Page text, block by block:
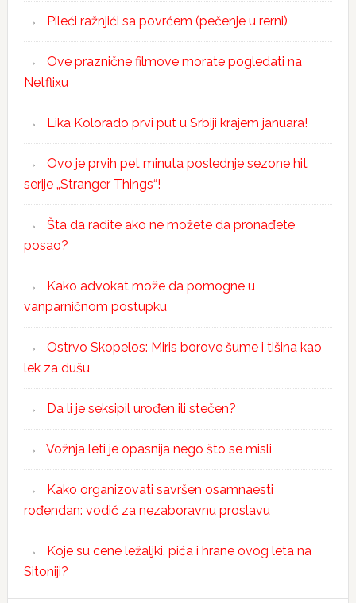
Pileći ražnjići sa povrćem (pečenje u rerni)
Ove praznične filmove morate pogledati na
Netflixu
Lika Kolorado prvi put u Srbiji krajem januara!
Ovo je prvih pet minuta poslednje sezone hit
serije „Stranger Things“!
Šta da radite ako ne možete da pronađete
posao?
Kako advokat može da pomogne u
vanparničnom postupku
Ostrvo Skopelos: Miris borove šume i tišina kao
lek za dušu
Da li je seksipil urođen ili stečen?
Vožnja leti je opasnija nego što se misli
Kako organizovati savršen osamnaesti
rođendan: vodič za nezaboravnu proslavu
Koje su cene ležaljki, pića i hrane ovog leta na
Sitoniji?